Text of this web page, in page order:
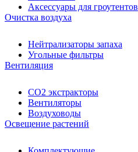
Аксессуары для гроутентов
Очистка воздуха
Нейтрализаторы запаха
Угольные фильтры
Вентиляция
CO2 экстракторы
Вентиляторы
Воздуховоды
Освещение растений